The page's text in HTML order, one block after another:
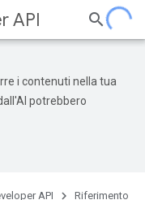
API
i contenuti nella tua
potrebbero
API Riferimento